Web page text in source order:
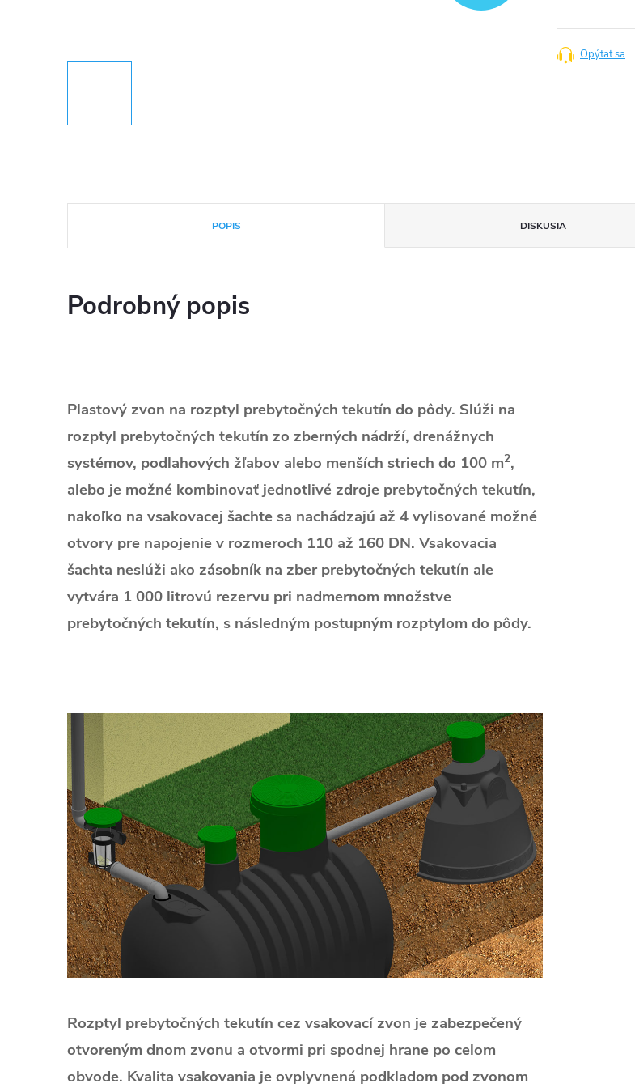
cena:
Opýtať sa
POPIS DISKUSIA
Podrobný popis
Plastový zvon na rozptyl prebytočných tekutín do pôdy. Slúži na
rozptyl prebytočných tekutín zo zberných nádrží, drenážnych
systémov, podlahových žľabov alebo menších striech do 100 m2,
alebo je možné kombinovať jednotlivé zdroje prebytočných tekutín,
nakoľko na vsakovacej šachte sa nachádzajú až 4 vylisované možné
otvory pre napojenie v rozmeroch 110 až 160 DN. Vsakovacia
šachta neslúži ako zásobník na zber prebytočných tekutín ale
vytvára 1 000 litrovú rezervu pri nadmernom množstve
prebytočných tekutín, s následným postupným rozptylom do pôdy.
Rozptyl prebytočných tekutín cez vsakovací zvon je zabezpečený
otvoreným dnom zvonu a otvormi pri spodnej hrane po celom
obvode. Kvalita vsakovania je ovplyvnená podkladom pod zvonom